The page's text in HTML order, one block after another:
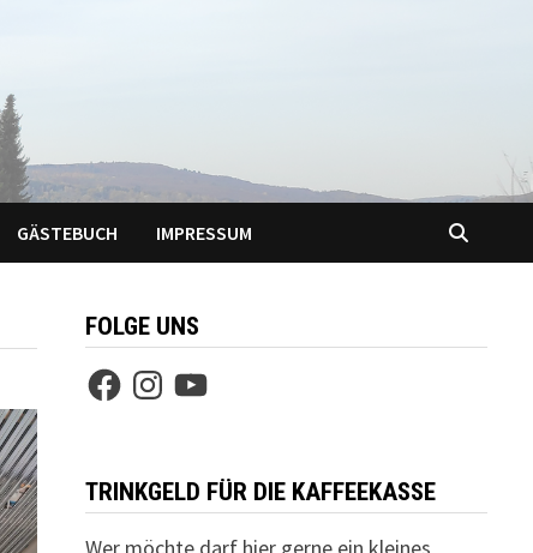
GÄSTEBUCH IMPRESSUM
FOLGE UNS
FacebookInstagram
YouTube
TRINKGELD FÜR DIE KAFFEEKASSE